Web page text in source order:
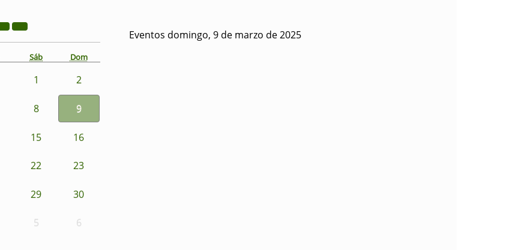
Sáb Dom
1 2
8 9
15 16
22 23
29 30
5 6
Eventos domingo, 9 de marzo de 2025